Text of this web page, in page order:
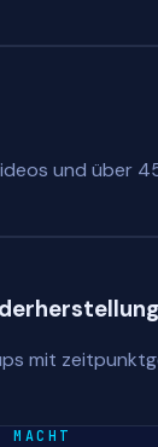
und über
mit
MACHT